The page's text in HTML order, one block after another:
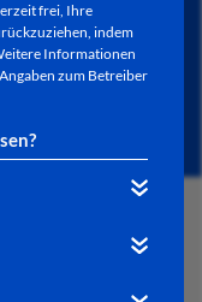
frei, Ihre
indem
Informationen
zum Betreiber